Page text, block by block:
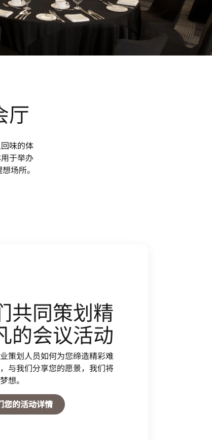
厅
味的体
于举办
场所。
共同策划精
的会议活动
策划人员如何为您缔造精彩难
与我们分享您的愿景，我们将
想。
您的活动详情Open in New Tab